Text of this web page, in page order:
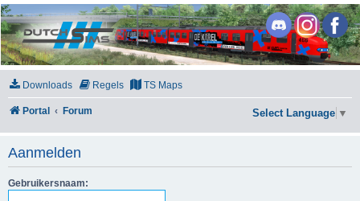
DutchSims
Downloads Regels TS Maps
Portal Forum Select Language ▼
Aanmelden
Gebruikersnaam: